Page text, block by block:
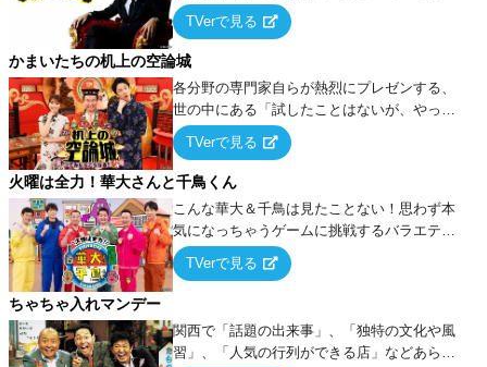
ーム』をベースに、大喜利・ギャグ・モノボ
ケ・歌…など様々なお題で芸人がショートネ
タを競い合う！
TVerで見る
かまいたちの机上の空論城
各分野の専門家自らが熱烈にプレゼンする、
世の中にある「試したことはないが、やって
みたらこうなる！…ハズ」という“机上の空
論”に若手芸人らがカラダを張って挑む！
TVerで見る
火曜は全力！華大さんと千鳥くん
こんな華大＆千鳥は見たことない！思わず本
気になっちゃうゲームに挑戦するバラエティ
ー！
TVerで見る
ちゃちゃ入れマンデー
関西で「話題の出来事」、「独特の文化や風
習」、「人気の行列ができる店」などあらゆ